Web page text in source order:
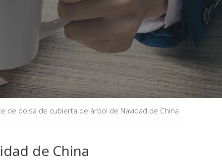
de bolsa de cubierta de árbol de Navidad de China
de China